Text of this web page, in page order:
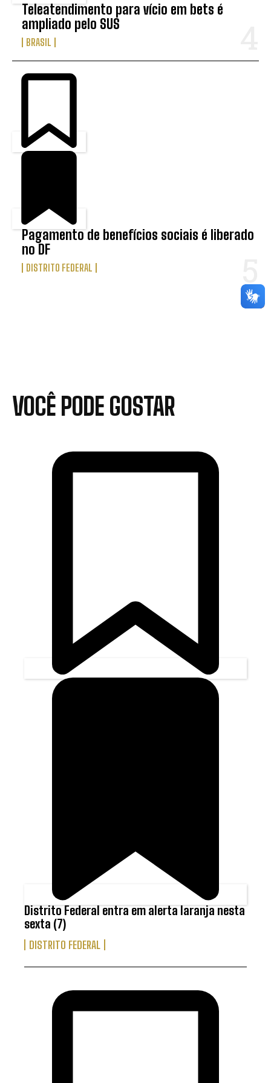
Teleatendimento para vício em bets é
ampliado pelo SUS
BRASIL
Pagamento de benefícios sociais é liberado
no DF
DISTRITO FEDERAL
VOCÊ PODE GOSTAR
Distrito Federal entra em alerta laranja nesta
sexta (7)
DISTRITO FEDERAL